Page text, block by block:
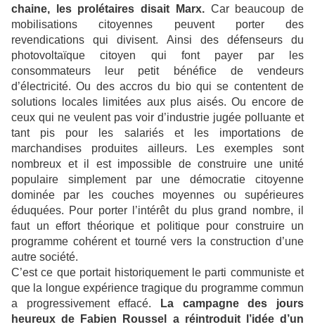
chaine, les prolétaires disait Marx.Car beaucoup de
mobilisations citoyennes peuvent porter des
revendications qui divisent. Ainsi des défenseurs du
photovoltaïque citoyen qui font payer par les
consommateurs leur petit bénéfice de vendeurs
d’électricité. Ou des accros du bio qui se contentent de
solutions locales limitées aux plus aisés. Ou encore de
ceux qui ne veulent pas voir d’industrie jugée polluante et
tant pis pour les salariés et les importations de
marchandises produites ailleurs. Les exemples sont
nombreux et il est impossible de construire une unité
populaire simplement par une démocratie citoyenne
dominée par les couches moyennes ou supérieures
éduquées. Pour porter l’intérêt du plus grand nombre, il
faut un effort théorique et politique pour construire un
programme cohérent et tourné vers la construction d’une
autre société.
C’est ce que portait historiquement le parti communiste et
que la longue expérience tragique du programme commun
a progressivement effacé.
La campagne des jours
heureux de Fabien Roussel a réintroduit l’idée d’un